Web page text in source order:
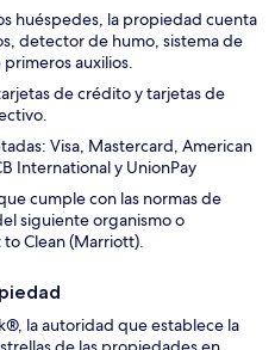
huéspedes, la propiedad cuenta
detector de humo, sistema de
auxilios.
de crédito y tarjetas de
Visa, Mastercard, American
International y UnionPay
cumple con las normas de
siguiente organismo o
Clean (Marriott).
la autoridad que establece la